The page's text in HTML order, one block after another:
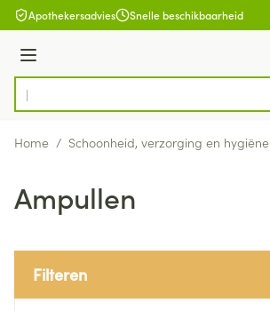
Ga naar de inhoud
Apothekersadvies Snelle beschikbaarheid
Menu
Product, merk, categorie...
Home / Schoonheid, verzorging en hygiëne
Ampullen
Filteren